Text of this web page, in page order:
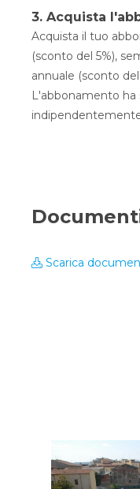
3. Acquista
Acquista il tuo
(sconto del 5%),
annuale (sconto del
L'abbonamento ha
Scarica